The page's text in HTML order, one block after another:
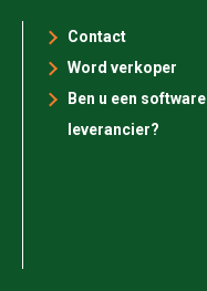
Contact
Word verkoper
Ben u een software
leverancier?